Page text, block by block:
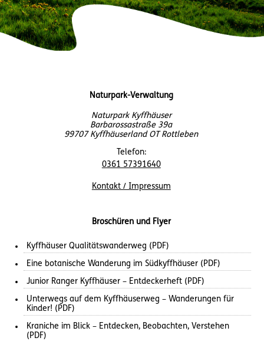
Naturpark-Verwaltung
Naturpark Kyffhäuser
Barbarossastraße 39a
99707 Kyffhäuserland OT Rottleben
Telefon:
0361 57391640
Kontakt / Impressum
Broschüren und Flyer
Kyffhäuser Qualitätswanderweg (PDF)
Eine botanische Wanderung im Südkyffhäuser (PDF)
Junior Ranger Kyffhäuser – Entdeckerheft (PDF)
Unterwegs auf dem Kyffhäuserweg – Wanderungen für
Kinder! (PDF)
Kraniche im Blick – Entdecken, Beobachten, Verstehen
(PDF)